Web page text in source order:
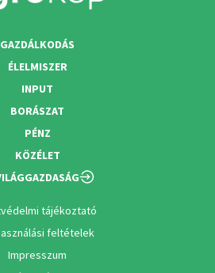
GAZDÁLKODÁS
ÉLELMISZER
INPUT
BORÁSZAT
PÉNZ
KÖZÉLET
tájékoztató
feltételek
Impresszum